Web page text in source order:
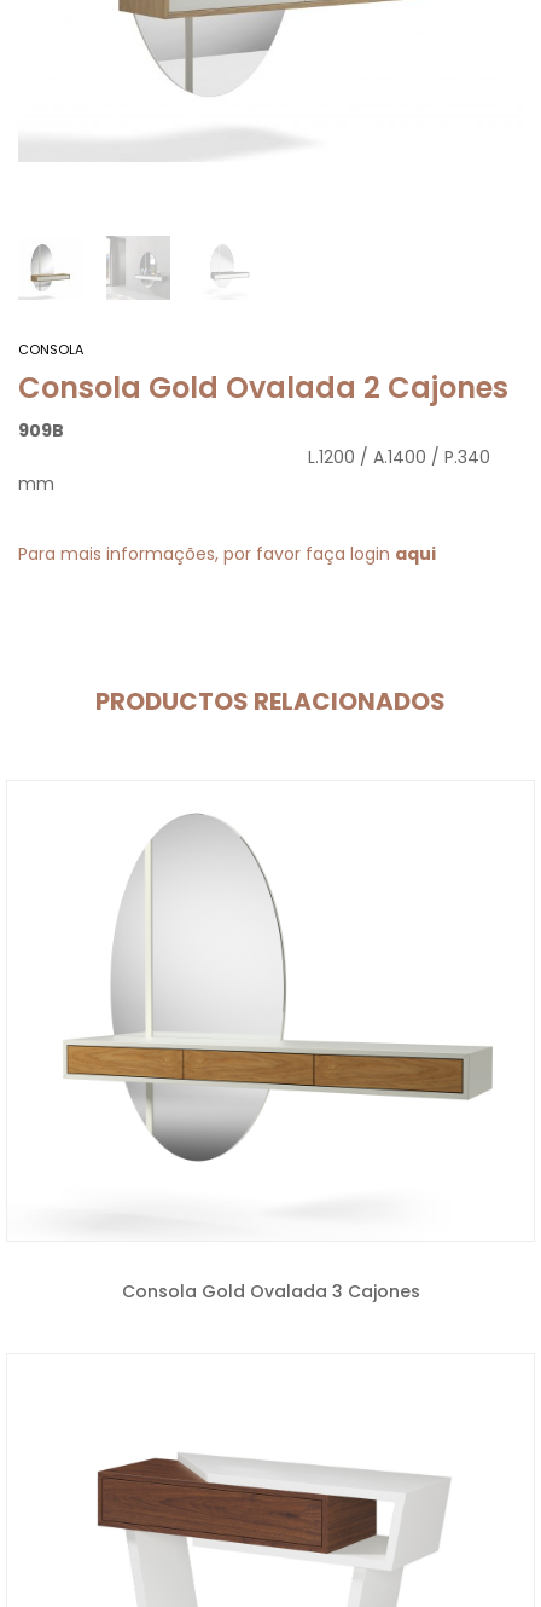
CONSOLA
Consola Gold Ovalada 2 Cajones
909B
L.1200 / A.1400 / P.340
mm
Para mais informações, por favor faça login aqui
PRODUCTOS RELACIONADOS
Consola Gold Ovalada 3 Cajones